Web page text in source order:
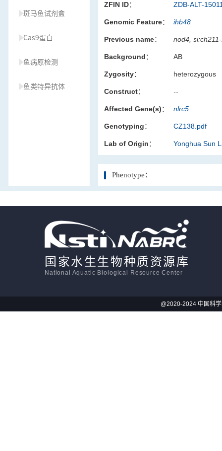
斑马鱼试剂盒
Cas9蛋白
鱼病原检测
鱼类特异抗体
ZFIN ID： ZDB-ALT-
Genomic Feature： ihb48
Previous name： nod4,
Background： AB
Zygosity： heterozygous
Construct： --
Affected Gene(s)： nlrc5
Genotyping： CZ138.pdf
Lab of Origin： Yonghua Sun
Phenotype：
国家水生生物种质资源库
National Aquatic Biological Resource Center
@2020-2024 中国科